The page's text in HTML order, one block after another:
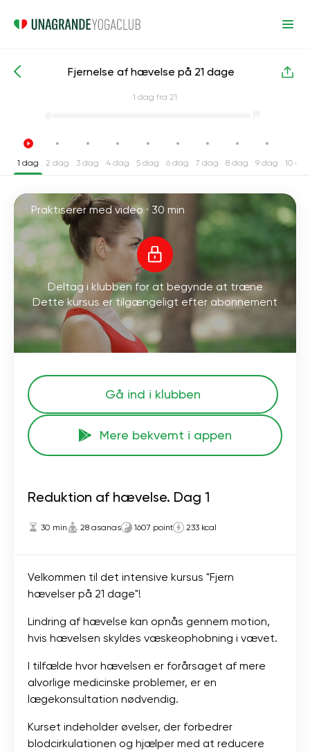
Intensive yogakurser Vægttab
Fjernelse af hævelse på 21 dage
1 dag fra 21
1 dag 2 dag 3 dag 4 dag 5 dag 6 dag 7 dag 8 dag 9 dag 10
Praktiserer med video · 30 min
Deltag i klubben for at begynde at træne
Dette kursus er tilgængeligt efter abonnement
Gå ind i klubben
Mere bekvemt i appen
Reduktion af hævelse. Dag 1
30 min 28 asanas 1607 point 233 kcal
Velkommen til det intensive kursus "Fjern
hævelser på 21 dage"!
Lindring af hævelse kan opnås gennem motion,
hvis hævelsen skyldes væskeophobning i vævet.
I tilfælde hvor hævelsen er forårsaget af mere
alvorlige medicinske problemer, er en
lægekonsultation nødvendig.
Kurset indeholder øvelser, der forbedrer
blodcirkulationen og hjælper med at reducere